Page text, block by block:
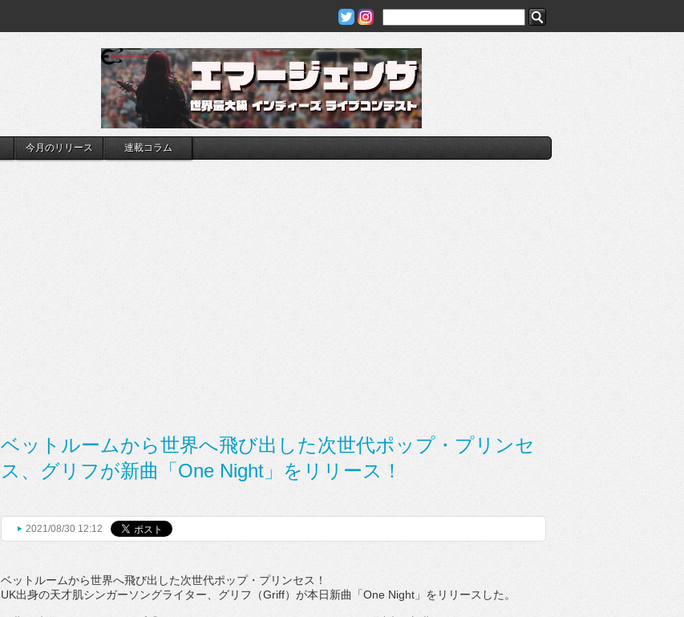
今月のリリース 連載コラム
ベットルームから世界へ飛び出した次世代ポップ・プリンセ
ス、グリフが新曲「One Night」をリリース！
2021/08/30 12:12
ベットルームから世界へ飛び出した次世代ポップ・プリンセス！
UK出身の天才肌シンガーソングライター、グリフ（Griff） が本日新曲「One Night 」をリリースした。